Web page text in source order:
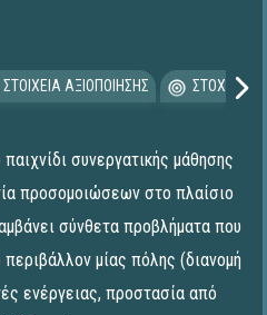
ΣΤΟΙΧΕΙΑ ΑΞΙΟΠΟΙΗΣΗΣ
συνεργατικής μάθησης
προσομοιώσεων στο πλαίσιο
σύνθετα προβλήματα που
μίας πόλης (διανομή
ενέργειας, προστασία από